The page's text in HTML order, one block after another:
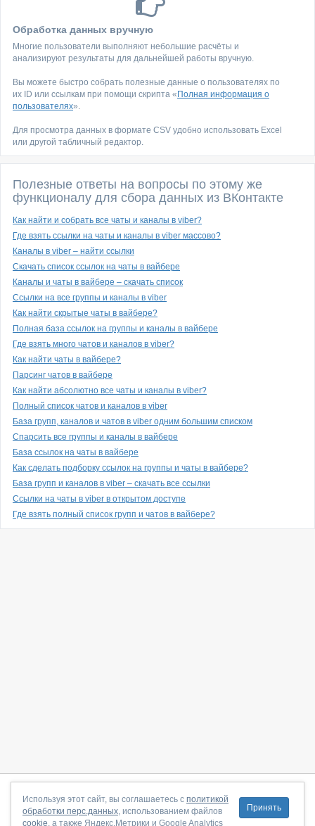
Обработка данных вручную
Многие пользователи выполняют небольшие расчёты и
анализируют результаты для дальнейшей работы вручную.
Вы можете быстро собрать полезные данные о пользователях по
их ID или ссылкам при помощи скрипта « Полная информация о
пользователях».
Для просмотра данных в формате CSV удобно использовать Excel
или другой табличный редактор.
Полезные ответы на вопросы по этому же
функционалу для сбора данных из ВКонтакте
Как найти и собрать все чаты и каналы в viber?
Где взять ссылки на чаты и каналы в viber массово?
Каналы в viber – найти ссылки
Скачать список ссылок на чаты в вайбере
Каналы и чаты в вайбере – скачать список
Ссылки на все группы и каналы в viber
Как найти скрытые чаты в вайбере?
Полная база ссылок на группы и каналы в вайбере
Где взять много чатов и каналов в viber?
Как найти чаты в вайбере?
Парсинг чатов в вайбере
Как найти абсолютно все чаты и каналы в viber?
Полный список чатов и каналов в viber
База групп, каналов и чатов в viber одним большим списком
Спарсить все группы и каналы в вайбере
База ссылок на чаты в вайбере
Как сделать подборку ссылок на группы и чаты в вайбере?
База групп и каналов в viber – скачать все ссылки
Ссылки на чаты в viber в открытом доступе
Где взять полный список групп и чатов в вайбере?
О сайте|С чего начать|Контакты|Партнёрская программа
Договор-оферта|Политика конфиденциальности
Принять
Используя этот сайт, вы соглашаетесь с политикой
обработки перс.данных, использованием файлов
cookie, а также Яндекс.Метрики и Google Analytics